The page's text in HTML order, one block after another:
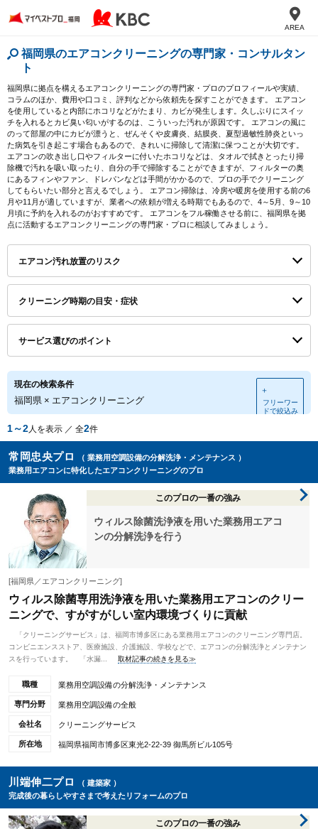
AREA
福岡県のエアコンクリーニングの専門家・コンサルタン
ト
福岡県に拠点を構えるエアコンクリーニングの専門家・プロのプロフィールや実績、
コラムのほか、費用や口コミ、評判などから依頼先を探すことができます。 エアコン
を使用していると内部にホコリなどがたまり、カビが発生します。久しぶりにスイッ
チを入れるとカビ臭い匂いがするのは、こういった汚れが原因です。 エアコンの風に
のって部屋の中にカビが漂うと、ぜんそくや皮膚炎、結膜炎、夏型過敏性肺炎といっ
た病気を引き起こす場合もあるので、きれいに掃除して清潔に保つことが大切です。
エアコンの吹き出し口やフィルターに付いたホコリなどは、タオルで拭きとったり掃
除機で汚れを吸い取ったり、自分の手で掃除することができますが、フィルターの奥
にあるフィンやファン、ドレパンなどは手間がかかるので、プロの手でクリーニング
してもらいたい部分と言えるでしょう。 エアコン掃除は、冷房や暖房を使用する前の6
月や11月が適していますが、業者への依頼が増える時期でもあるので、4～5月、9～10
月頃に予約を入れるのがおすすめです。 エアコンをフル稼働させる前に、福岡県を拠
点に活動するエアコンクリーニングの専門家・プロに相談してみましょう。
エアコン汚れ放置のリスク
クリーニング時期の目安・症状
サービス選びのポイント
現在の検索条件
福岡県 × エアコンクリーニング
＋
フリーワー
ドで絞込み
1～2人を表示 ／ 全2件
常岡忠央プロ
（ 業務用空調設備の分解洗浄・メンテナンス ）
業務用エアコンに特化したエアコンクリーニングのプロ
このプロの一番の強み
ウィルス除菌洗浄液を用いた業務用エアコ
ンの分解洗浄を行う
[福岡県／エアコンクリーニング]
ウィルス除菌専用洗浄液を用いた業務用エアコンのクリー
ニングで、すがすがしい室内環境づくりに貢献
「クリーニングサービス」は、福岡市博多区にある業務用エアコンのクリーニング専門店。
コンビニエンスストア、医療施設、介護施設、学校などで、エアコンの分解洗浄とメンテナン
スを行っています。 「水漏...
取材記事の続きを見る≫
職種 業務用空調設備の分解洗浄・メンテナンス
専門分野 業務用空調設備の全般
会社名 クリーニングサービス
所在地 福岡県福岡市博多区東光2-22-39 御馬所ビル105号
川端伸二プロ
（ 建築家 ）
完成後の暮らしやすさまで考えたリフォームのプロ
このプロの一番の強み